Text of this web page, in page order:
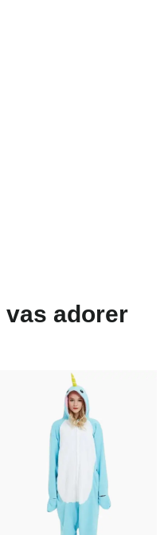
vas adorer